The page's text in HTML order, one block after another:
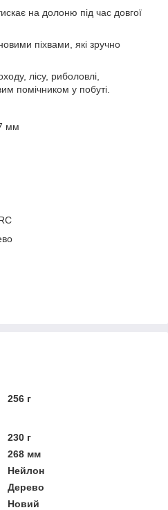
на долоню під час довгої
піхвами, які зручно
лісу, риболовлі,
помічником у побуті.
мм
256 г
230 г
268 мм
Нейлон
Дерево
Новий